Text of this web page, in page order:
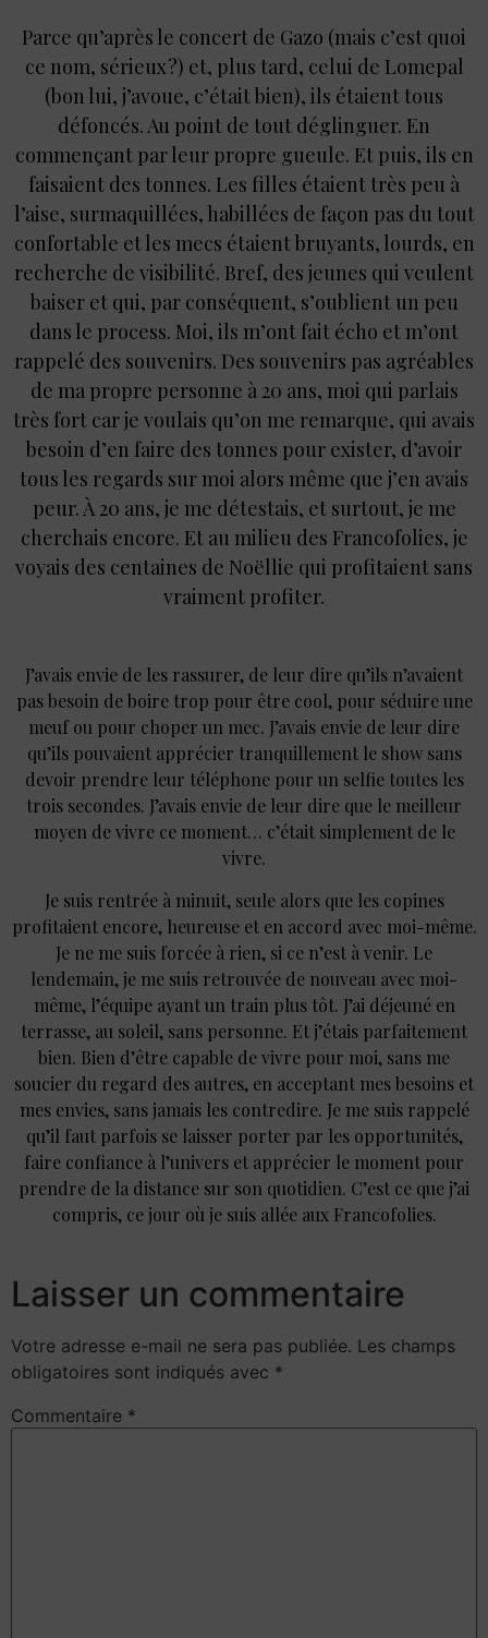
Parce qu’après le concert de Gazo (mais c’est quoi
ce nom, sérieux ?) et, plus tard, celui de Lomepal
(bon lui, j’avoue, c’était bien), ils étaient tous
défoncés. Au point de tout déglinguer. En
commençant par leur propre gueule. Et puis, ils en
faisaient des tonnes. Les filles étaient très peu à
l’aise, surmaquillées, habillées de façon pas du tout
confortable et les mecs étaient bruyants, lourds, en
recherche de visibilité. Bref, des jeunes qui veulent
baiser et qui, par conséquent, s’oublient un peu
dans le process. Moi, ils m’ont fait écho et m’ont
rappelé des souvenirs. Des souvenirs pas agréables
de ma propre personne à 20 ans, moi qui parlais
très fort car je voulais qu’on me remarque, qui avais
besoin d’en faire des tonnes pour exister, d’avoir
tous les regards sur moi alors même que j’en avais
peur. À 20 ans, je me détestais, et surtout, je me
cherchais encore. Et au milieu des Francofolies, je
voyais des centaines de Noëllie qui profitaient sans
vraiment profiter.
J’avais envie de les rassurer, de leur dire qu’ils n’avaient
pas besoin de boire trop pour être cool, pour séduire une
meuf ou pour choper un mec. J’avais envie de leur dire
qu’ils pouvaient apprécier tranquillement le show sans
devoir prendre leur téléphone pour un selfie toutes les
trois secondes. J’avais envie de leur dire que le meilleur
moyen de vivre ce moment… c’était simplement de le
vivre.
Je suis rentrée à minuit, seule alors que les copines
profitaient encore, heureuse et en accord avec moi-même.
Je ne me suis forcée à rien, si ce n’est à venir. Le
lendemain, je me suis retrouvée de nouveau avec moi-
même, l’équipe ayant un train plus tôt. J’ai déjeuné en
terrasse, au soleil, sans personne. Et j’étais parfaitement
bien. Bien d’être capable de vivre pour moi, sans me
soucier du regard des autres, en acceptant mes besoins et
mes envies, sans jamais les contredire. Je me suis rappelé
qu’il faut parfois se laisser porter par les opportunités,
faire confiance à l’univers et apprécier le moment pour
prendre de la distance sur son quotidien. C’est ce que j’ai
compris, ce jour où je suis allée aux Francofolies.
Laisser un commentaire
Votre adresse e-mail ne sera pas publiée. Les champs
obligatoires sont indiqués avec *
Commentaire *